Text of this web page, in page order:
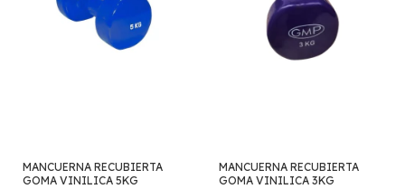
MANCUERNA RECUBIERTA
GOMA VINILICA 5KG
MANCUERNA RECUBIERTA
GOMA VINILICA 3KG